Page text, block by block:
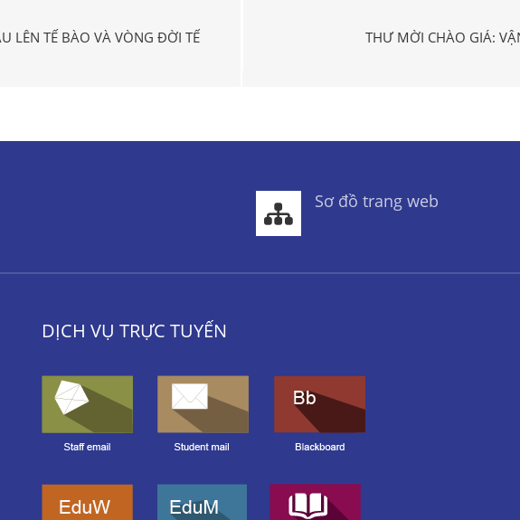
LÊN TẾ BÀO VÀ VÒNG ĐỜI TẾ
THƯ MỜI CHÀO GIÁ:
Sơ đồ trang web
DỊCH VỤ TRỰC TUYẾN